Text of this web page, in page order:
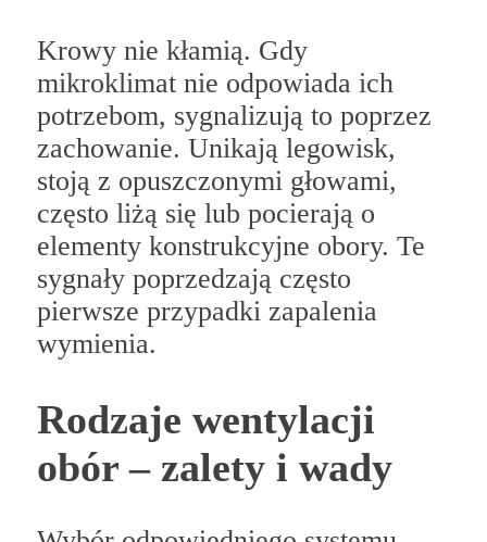
Krowy nie kłamią. Gdy
mikroklimat nie odpowiada ich
potrzebom, sygnalizują to poprzez
zachowanie. Unikają legowisk,
stoją z opuszczonymi głowami,
często liżą się lub pocierają o
elementy konstrukcyjne obory. Te
sygnały poprzedzają często
pierwsze przypadki zapalenia
wymienia.
Rodzaje wentylacji
obór – zalety i wady